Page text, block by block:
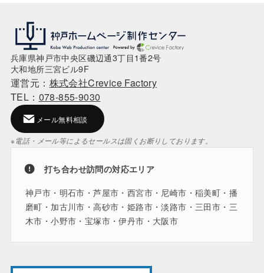
兵庫県神戸市中央区磯辺通3丁目1番2号
大和地所三宮ビル9F
運営元： 株式会社Crevice Factory
TEL： 078-855-9030
メール無料相談
※電話・メール等によるセールスは固くお断りしております。
打ち合わせ訪問の対応エリア
神戸市・明石市・芦屋市・西宮市・尼崎市・稲美町・播
磨町・加古川市・高砂市・姫路市・淡路市・三田市・三
木市・小野市・宝塚市・伊丹市・大阪市